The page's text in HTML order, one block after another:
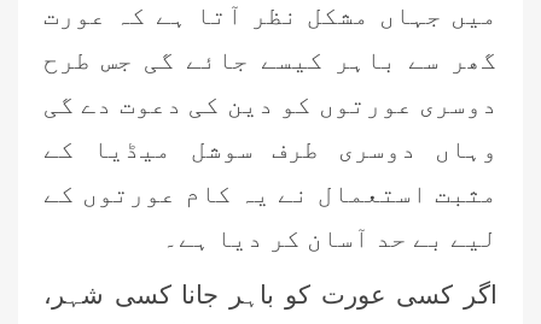
میں جہاں مشکل نظر آتا ہے کہ عورت
گھر سے باہر کیسے جائے گی جس طرح
دوسری عورتوں کو دین کی دعوت دے گی
وہاں دوسری طرف سوشل میڈیا کے
مثبت استعمال نے یہ کام عورتوں کے
لیے بے حد آسان کر دیا ہے۔
اگر کسی عورت کو باہر جانا کسی شہر،